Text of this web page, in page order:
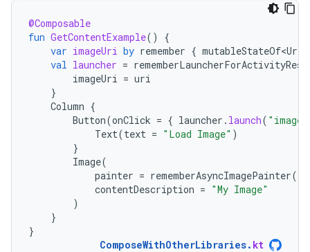
@Composable
fun GetContentExample()
{
var imageUri by remember {
val launcher =
imageUri = uri
}
Column {
Button(onClick = { launcher . launch(
Text(text = "Load Image" )
}
Image(
painter = rememberAsyncImagePainter(
contentDescription = "My Image"
)
}
}
ComposeWithOtherLibraries. kt